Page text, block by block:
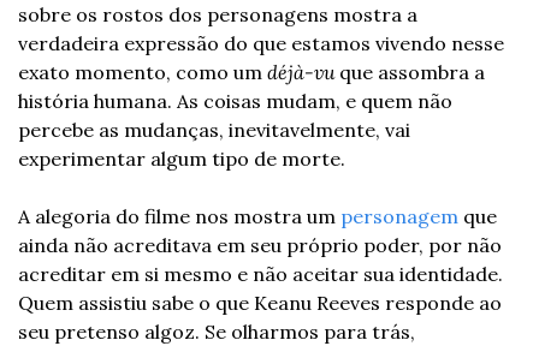
sobre os rostos dos personagens mostra a
verdadeira expressão do que estamos vivendo nesse
exato momento, como um déjà-vu que assombra a
história humana. As coisas mudam, e quem não
percebe as mudanças, inevitavelmente, vai
experimentar algum tipo de morte.
A alegoria do filme nos mostra um personagem que
ainda não acreditava em seu próprio poder, por não
acreditar em si mesmo e não aceitar sua identidade.
Quem assistiu sabe o que Keanu Reeves responde ao
seu pretenso algoz. Se olharmos para trás,